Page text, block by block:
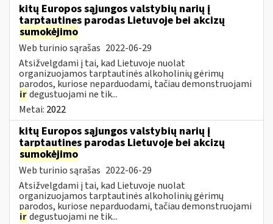
kitų Europos sąjungos valstybių narių į
tarptautines parodas Lietuvoje bei akcizų
sumokėjimo
Web turinio sąrašas 2022-06-29
Atsižvelgdami į tai, kad Lietuvoje nuolat
organizuojamos tarptautinės alkoholinių gėrimų
parodos, kuriose neparduodami, tačiau demonstruojami
irdegustuojami ne tik...
Metai: 2022
kitų Europos sąjungos valstybių narių į
tarptautines parodas Lietuvoje bei akcizų
sumokėjimo
Web turinio sąrašas 2022-06-29
Atsižvelgdami į tai, kad Lietuvoje nuolat
organizuojamos tarptautinės alkoholinių gėrimų
parodos, kuriose neparduodami, tačiau demonstruojami
irdegustuojami ne tik...